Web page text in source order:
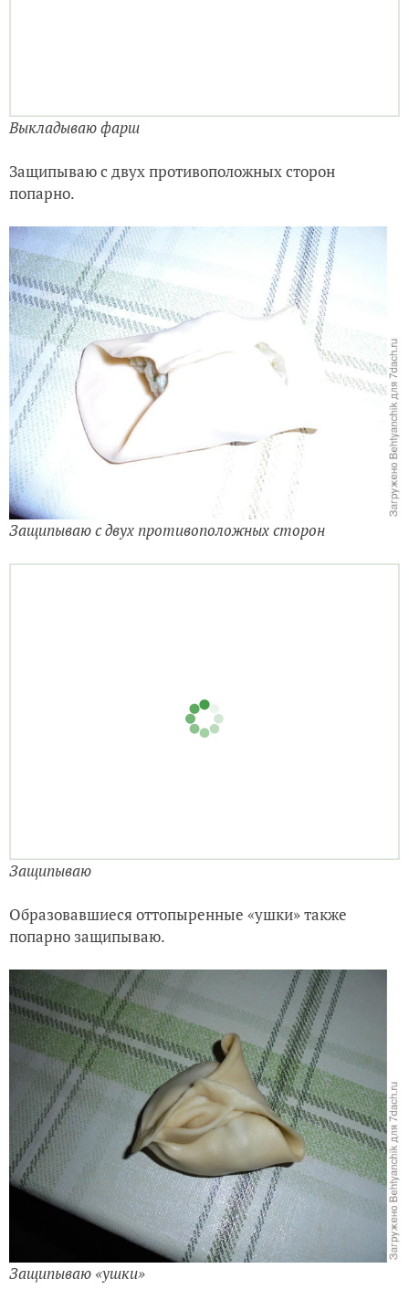
Выкладываю фарш
Защипываю с двух противоположных сторон
попарно.
Защипываю с двух противоположных сторон
Защипываю
Образовавшиеся оттопыренные «ушки» также
попарно защипываю.
Защипываю «ушки»